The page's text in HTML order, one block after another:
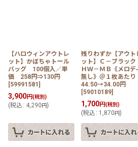
【ハロウィンアウトレ
ット】かぼちゃトール
バッグ 100個入／単
価 258円⇒130円
[59991581 ]
3,900円(税別)
(税込 : 4,290 円)
残りわずか【アウト
ット】Ｃ－ブラック
ＨＷ－ＭＢ《メロデ
無し》＠１枚あたり
44.50→34.00円
[59010189]
1,700円(税別)
(税込 : 1,870 円)